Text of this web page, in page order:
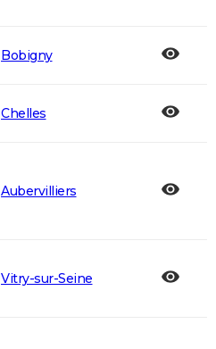
Bobigny
Chelles
Aubervilliers
Vitry-sur-Seine